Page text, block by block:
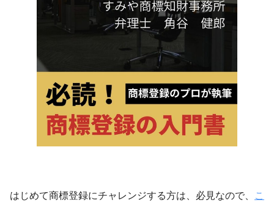
はじめて商標登録にチャレンジする方は、必見なので、
こ